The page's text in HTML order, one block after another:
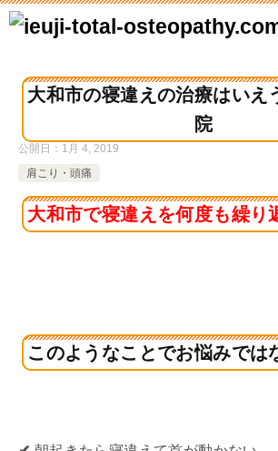
大和市の寝違えの治療はいえ
院
公開日： 1月 4, 2019
肩こり・頭痛
大和市で寝違えを何度も繰り
このようなことでお悩みでは